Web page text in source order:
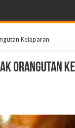
Kelaparan
Orangutan